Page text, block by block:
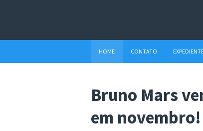
HOME CONTATO
Bruno Mars
em novembro!